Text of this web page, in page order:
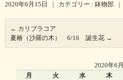
2020年6月15日 | カテゴリー : 鉢物部 |
← カリブラコア
夏椿（沙羅の木） 6/16 誕生花 →
2020年6月
月
火 水 木